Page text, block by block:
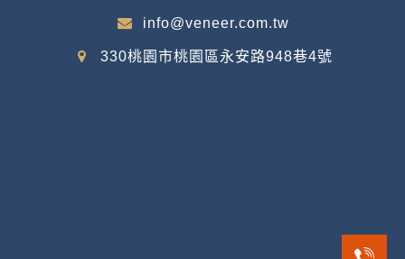
info@veneer.com.tw
330桃園市桃園區永安路948巷4號